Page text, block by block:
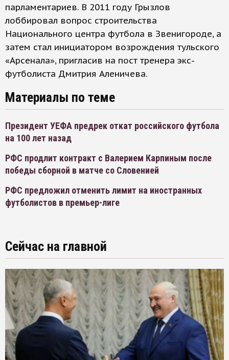
парламентариев. В 2011 году Грызлов
лоббировал вопрос строительства
Национального центра футбола в Звенигороде, а
затем стал инициатором возрождения тульского
«Арсенала», пригласив на пост тренера экс-
футболиста Дмитрия Аленичева.
Материалы по теме
Президент УЕФА предрек откат российского футбола
на 100 лет назад
РФС продлит контракт с Валерием Карпиным после
победы сборной в матче со Словенией
РФС предложил отменить лимит на иностранных
футболистов в премьер-лиге
Сейчас на главной